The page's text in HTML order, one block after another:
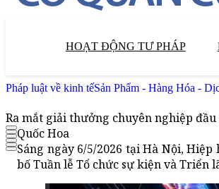
HOẠT ĐỘNG TƯ PHÁP
Pháp luật về kinh tếSản Phẩm - Hàng Hóa -
Ra mắt giải thưởng chuyên nghiệp
Quốc Hoa
Sáng ngày 6/5/2026 tại Hà Nội,
bố Tuần lễ Tổ chức sự kiện và Triển